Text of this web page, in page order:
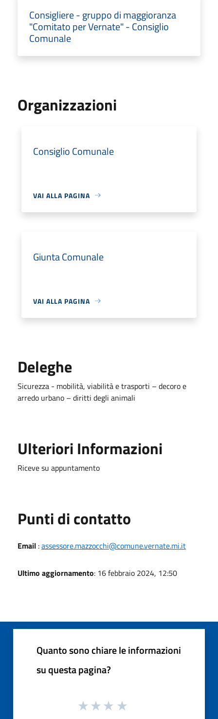
Consigliere - gruppo di maggioranza
"Comitato per Vernate" - Consiglio
Comunale
Organizzazioni
Consiglio Comunale
VAI ALLA PAGINA
Giunta Comunale
VAI ALLA PAGINA
Deleghe
Sicurezza - mobilità, viabilità e trasporti – decoro e
arredo urbano – diritti degli animali
Ulteriori Informazioni
Riceve su appuntamento
Punti di contatto
Email :assessore.mazzocchi@comune.vernate.mi.it
Ultimo aggiornamento: 16 febbraio 2024, 12:50
Quanto sono chiare le informazioni
su questa pagina?